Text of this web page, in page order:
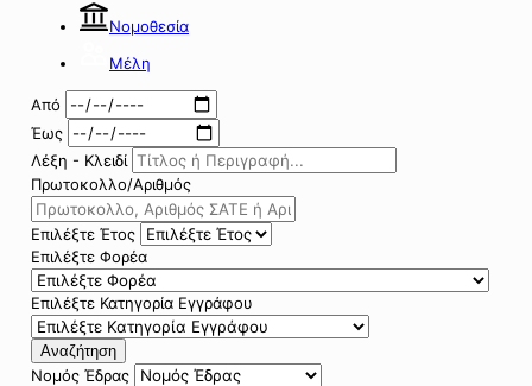
Νομοθεσία
Μέλη
Από
Έως
Λέξη - Κλειδί
Πρωτοκολλο/Αριθμός
Επιλέξτε Έτος
Επιλέξτε Φορέα
Επιλέξτε Κατηγορία Εγγράφου
Αναζήτηση
Νομός Έδρας